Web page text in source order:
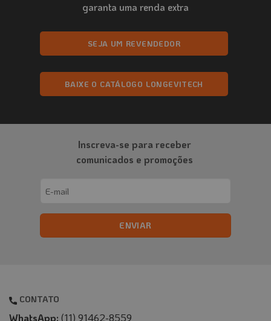
garanta uma renda extra
SEJA UM REVENDEDOR
BAIXE O CATÁLOGO LONGEVITECH
Inscreva-se para receber
comunicados e promoções
CONTATO
WhatsApp: (11) 91462-8559